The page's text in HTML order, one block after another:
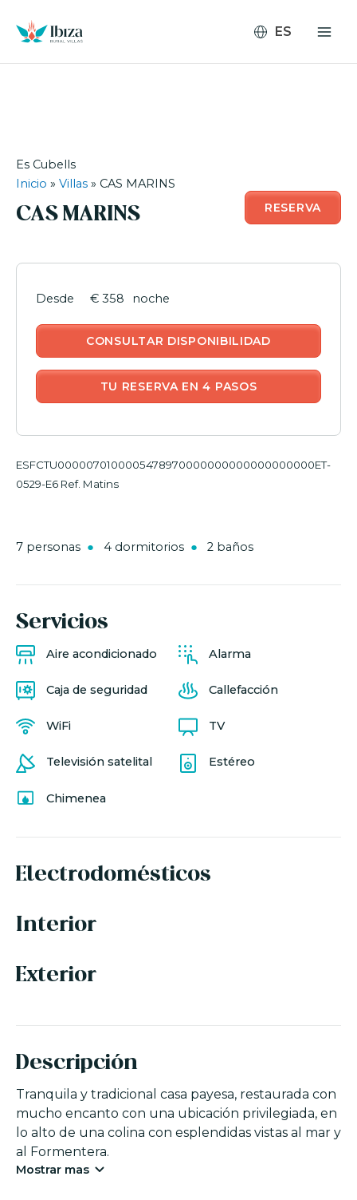
contenido
Es Cubells
Inicio » Villas » CAS MARINS
CAS MARINS RESERVA
ESFCTU0000070100005478970000000000000000000ET-
0529-E6 Ref. Matins
7 personas 4 dormitorios 2 baños
Servicios
Aire acondicionado Alarma
Caja de seguridad Callefacción
WiFi TV
Televisión satelital Estéreo
Chimenea
Electrodomésticos
Interior
Exterior
Descripción
Tranquila y tradicional casa payesa, restaurada con
mucho encanto con una ubicación privilegiada, en
lo alto de una colina con esplendidas vistas al mar y
al Formentera.
Mostrar mas
€ 358 noche
CONSULTAR DISPONIBILIDAD
TU RESERVA EN 4 PASOS